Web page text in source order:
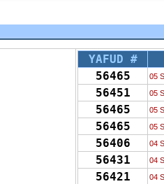
YAFUD #
56465
05
56451 05
56465 05
56465 05
56406 04
56431 04
56421 04